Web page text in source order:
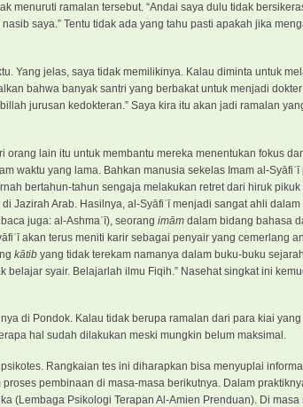
menuruti ramalan tersebut. “Andai saya dulu tidak
saya.” Tentu tidak ada yang tahu pasti apakah jika
Yang jelas, saya tidak memilikinya. Kalau diminta untuk
bahwa banyak santri yang berbakat untuk menjadi
jurusan kedokteran.” Saya kira itu akan jadi ramalan
lain itu untuk membantu mereka menentukan fokus
waktu yang lama. Bahkan manusia sekelas Imam al-
bertahun-tahun sengaja melakukan retret dari hiruk
Arab. Hasilnya, al-Syāfiʿī menjadi sangat ahli
juga: al-Ashmaʿī), seorang imām dalam bidang bahasa
akan terus meniti karir sebagai penyair yang cemerlang
kātib yang tidak terekam namanya dalam buku-buku
syair. Belajarlah ilmu Fiqih.” Nasehat singkat ini
di Pondok. Kalau tidak berupa ramalan dari para kiai yang
hal sudah dilakukan meski mungkin belum maksimal.
Rangkaian tes ini diharapkan bisa menyuplai
pembinaan di masa-masa berikutnya. Dalam
(Lembaga Psikologi Terapan Al-Amien Prenduan). Di masa